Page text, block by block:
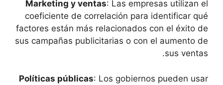
Marketing y ventas: Las ‌empresas utilizan el
coeficiente de correlación para identificar qué
factores están más relacionados⁢ con el‌ éxito de
sus campañas publicitarias o con el aumento ‍de
sus ventas.
Políticas públicas: Los gobiernos pueden ⁢usar‌